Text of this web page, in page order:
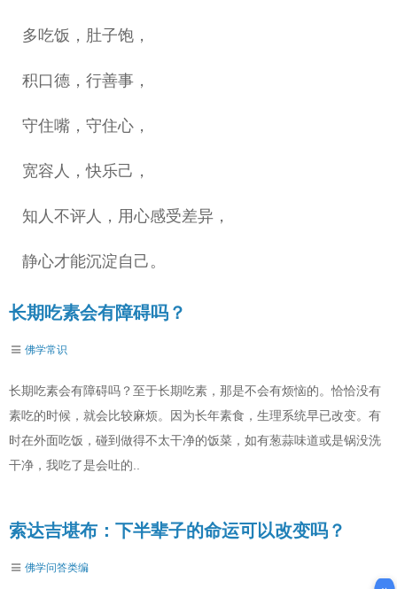
多吃饭，肚子饱，
积口德，行善事，
守住嘴，守住心，
宽容人，快乐己，
知人不评人，用心感受差异，
静心才能沉淀自己。
长期吃素会有障碍吗？
佛学常识
长期吃素会有障碍吗？至于长期吃素，那是不会有烦恼的。恰恰没有
素吃的时候，就会比较麻烦。因为长年素食，生理系统早已改变。有
时在外面吃饭，碰到做得不太干净的饭菜，如有葱蒜味道或是锅没洗
干净，我吃了是会吐的..
索达吉堪布：下半辈子的命运可以改变吗？
佛学问答类编